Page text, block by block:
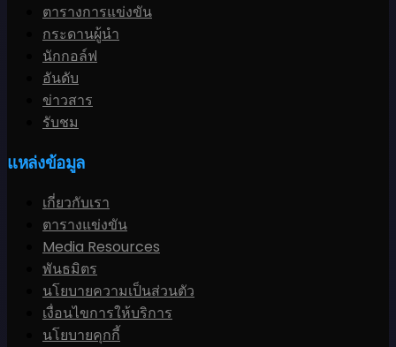
ตารางการแข่งขัน
กระดานผู้นำ
นักกอล์ฟ
อันดับ
ข่าวสาร
รับชม
แหล่งข้อมูล
เกี่ยวกับเรา
ตารางแข่งขัน
Media Resources
พันธมิตร
นโยบายความเป็นส่วนตัว
เงื่อนไขการให้บริการ
นโยบายคุกกี้